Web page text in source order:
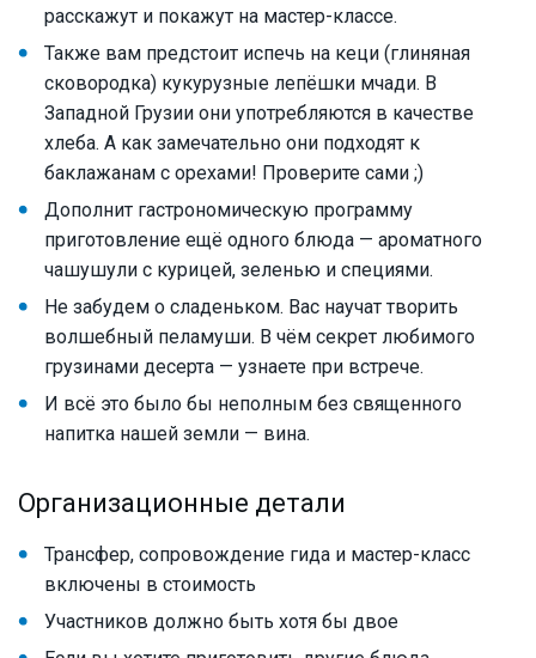
расскажут и покажут на мастер-классе.
Также вам предстоит испечь на кеци (глиняная
сковородка) кукурузные лепёшки мчади. В
Западной Грузии они употребляются в качестве
хлеба. А как замечательно они подходят к
баклажанам с орехами! Проверите сами ;)
Дополнит гастрономическую программу
приготовление ещё одного блюда — ароматного
чашушули с курицей, зеленью и специями.
Не забудем о сладеньком. Вас научат творить
волшебный пеламуши. В чём секрет любимого
грузинами десерта — узнаете при встрече.
И всё это было бы неполным без священного
напитка нашей земли — вина.
Организационные детали
Трансфер, сопровождение гида и мастер-класс
включены в стоимость
Участников должно быть хотя бы двое